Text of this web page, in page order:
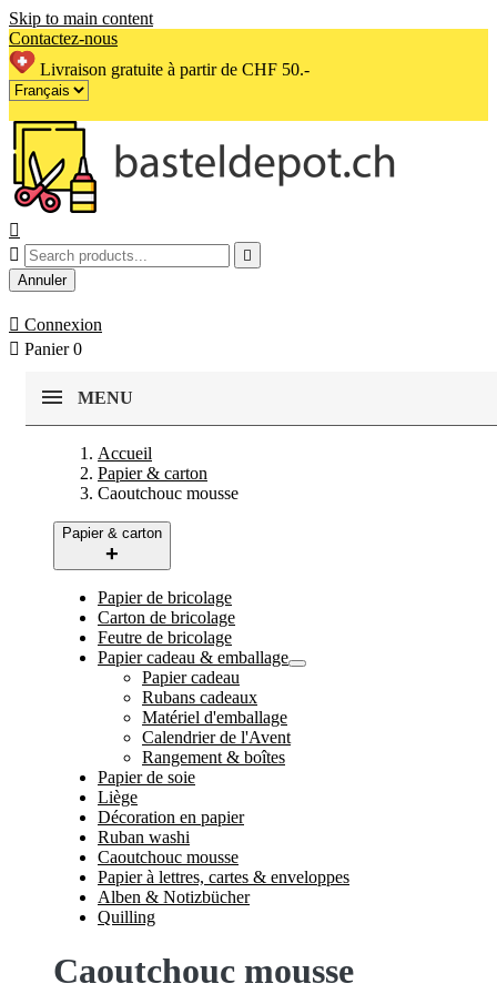
Skip to main content
Contactez-nous
Livraison gratuite à partir de CHF 50.-



Annuler
 Connexion
 Panier 0
MENU
Accueil
Papier & carton
Caoutchouc mousse
Papier & carton
Papier de bricolage
Carton de bricolage
Feutre de bricolage
Papier cadeau & emballage
Papier cadeau
Rubans cadeaux
Matériel d'emballage
Calendrier de l'Avent
Rangement & boîtes
Papier de soie
Liège
Décoration en papier
Ruban washi
Caoutchouc mousse
Papier à lettres, cartes & enveloppes
Alben & Notizbücher
Quilling
Caoutchouc mousse